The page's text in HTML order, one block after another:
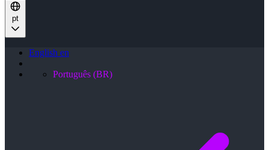
pt
English en
Português (BR)